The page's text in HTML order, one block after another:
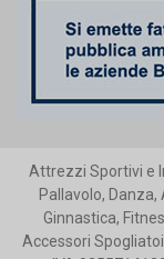
Attrezzi Sportivi e
Pallavolo, Danza,
Ginnastica,
Accessori